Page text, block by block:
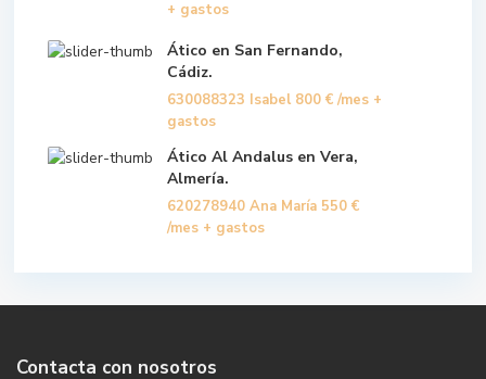
+ gastos
Ático en San Fernando,
Cádiz.
630088323 Isabel 800 € /mes +
gastos
Ático Al Andalus en Vera,
Almería.
620278940 Ana María 550 €
/mes + gastos
Contacta con nosotros